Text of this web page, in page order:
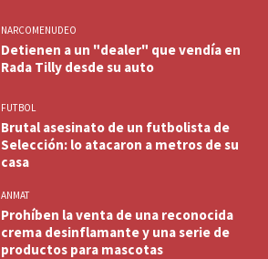
NARCOMENUDEO
Detienen a un "dealer" que vendía en
Rada Tilly desde su auto
FUTBOL
Brutal asesinato de un futbolista de
Selección: lo atacaron a metros de su
casa
ANMAT
Prohíben la venta de una reconocida
crema desinflamante y una serie de
productos para mascotas